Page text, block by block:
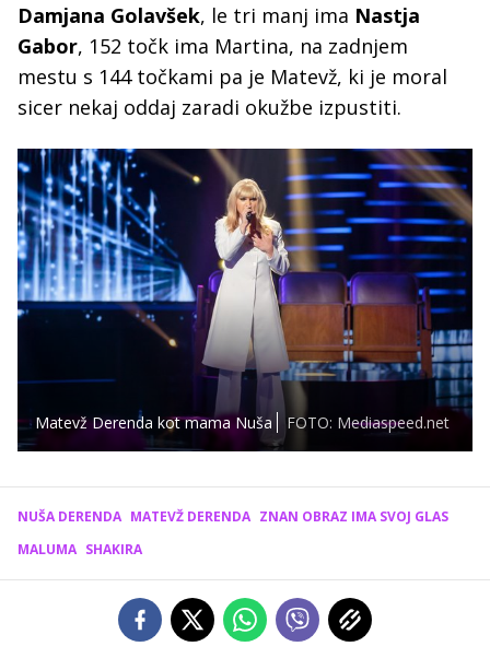
Damjana Golavšek, le tri manj ima Nastja
Gabor, 152 točk ima Martina, na zadnjem
mestu s 144 točkami pa je Matevž, ki je moral
sicer nekaj oddaj zaradi okužbe izpustiti.
Matevž Derenda kot mama Nuša FOTO: Mediaspeed.net
NUŠA DERENDA MATEVŽ DERENDA ZNAN OBRAZ IMA SVOJ GLAS
MALUMA SHAKIRA